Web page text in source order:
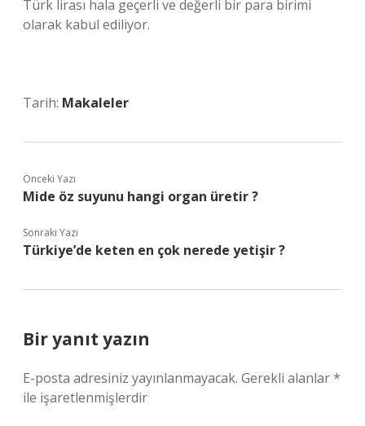
Türk lirası hala geçerli ve değerli bir para birimi
olarak kabul ediliyor.
Tarih: Makaleler
Önceki Yazı
Mide öz suyunu hangi organ üretir ?
Sonraki Yazı
Türkiye’de keten en çok nerede yetişir ?
Bir yanıt yazın
E-posta adresiniz yayınlanmayacak. Gerekli alanlar*
ile işaretlenmişlerdir